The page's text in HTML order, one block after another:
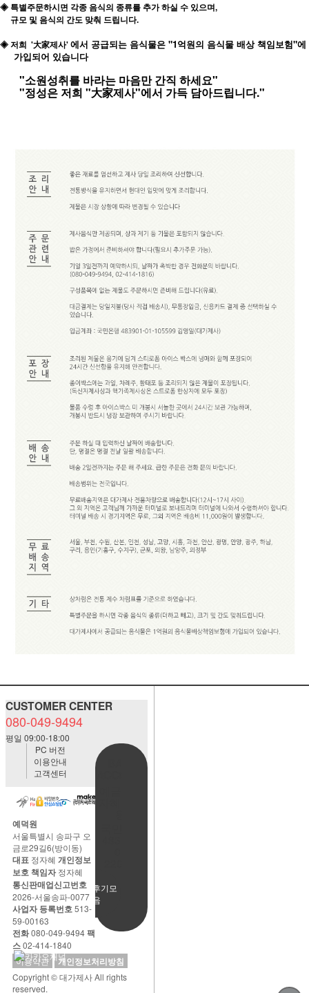
◈ 특별주문하시면 각종 음식의 종류를 추가 하실 수 있으며,
규모 및 음식의 간도 맞춰 드립니다.
◈ 저희 '大家제사'에서 공급되는 음식물은 "1억원의 음식물 배상 책임보험"에
가입되어 있습니다
"소원성취를 바라는 마음만 간직 하세요"
"정성은 저희 "大家제사"에서 가득 담아드립니다."
CUSTOMER CENTER
080-049-9494
평일 09:00-18:00
사용후기모
음
PC 버전
이용안내
고객센터
예덕원
서울특별시 송파구 오
금로29길6(방이동)
대표 정자혜 개인정보
보호 책임자정자혜
통신판매업신고번호
2026-서울송파-0077
사업자 등록번호513-
59-00163
전화080-049-9494팩
스02-414-1840
이용약관
개인정보처리방침
Copyright © 대가제사 All rights
reserved.